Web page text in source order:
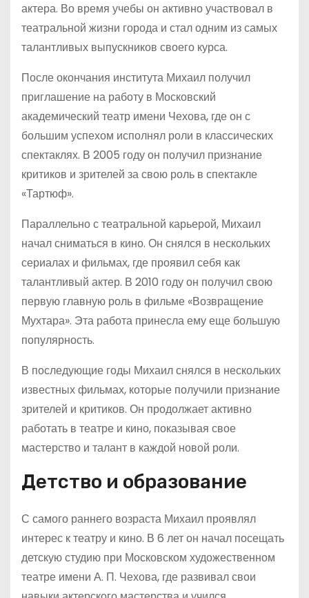
актера. Во время учебы он активно участвовал в
театральной жизни города и стал одним из самых
талантливых выпускников своего курса.
После окончания института Михаил получил
приглашение на работу в Московский
академический театр имени Чехова, где он с
большим успехом исполнял роли в классических
спектаклях. В 2005 году он получил признание
критиков и зрителей за свою роль в спектакле
«Тартюф».
Параллельно с театральной карьерой, Михаил
начал сниматься в кино. Он снялся в нескольких
сериалах и фильмах, где проявил себя как
талантливый актер. В 2010 году он получил свою
первую главную роль в фильме «Возвращение
Мухтара». Эта работа принесла ему еще большую
популярность.
В последующие годы Михаил снялся в нескольких
известных фильмах, которые получили признание
зрителей и критиков. Он продолжает активно
работать в театре и кино, показывая свое
мастерство и талант в каждой новой роли.
Детство и образование
С самого раннего возраста Михаил проявлял
интерес к театру и кино. В 6 лет он начал посещать
детскую студию при Московском художественном
театре имени А. П. Чехова, где развивал свои